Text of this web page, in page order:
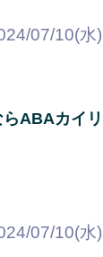
07/10(水
ABAカイ
07/10(水